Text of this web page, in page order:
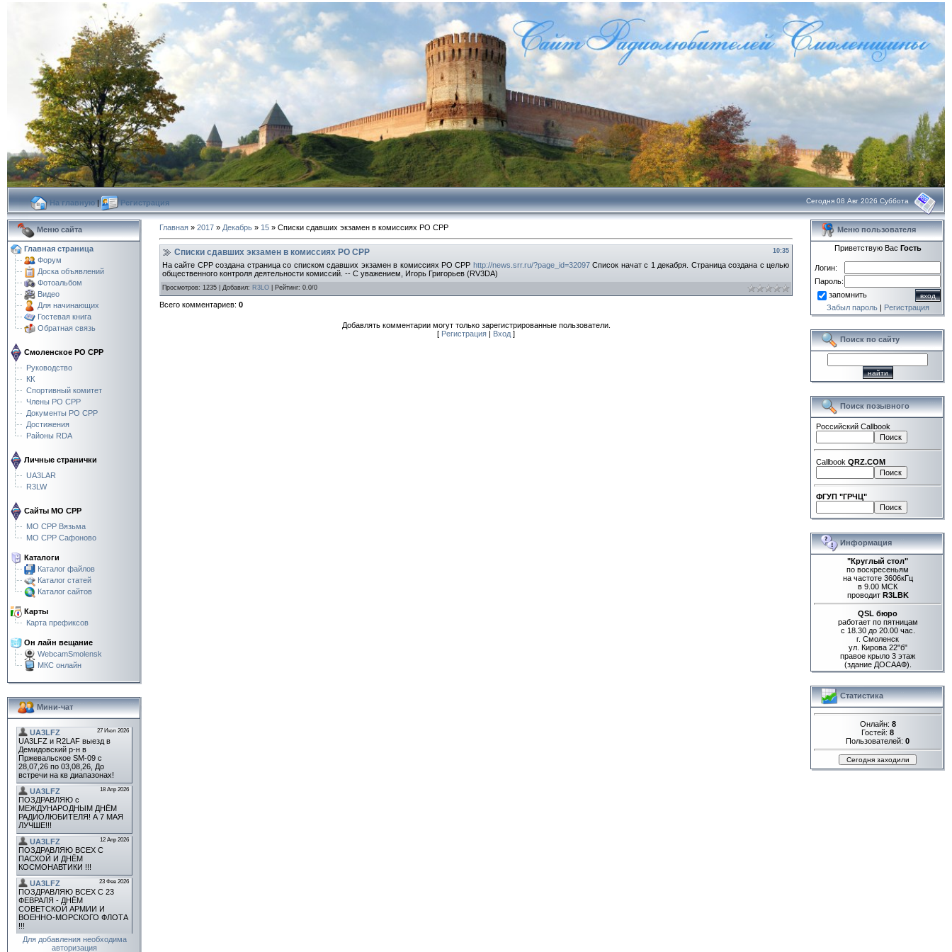
На главную| Регистрация Сегодня 08 Авг 2026 Суббота
Меню сайта
Главная страница
Форум
Доска объявлений
Фотоальбом
Видео
Для начинающих
Гостевая книга
Обратная связь
Смоленское РО СРР
Руководство
КК
Спортивный комитет
Члены РО СРР
Документы РО СРР
Достижения
Районы RDA
Личные странички
UA3LAR
R3LW
Сайты МО СРР
МО СРР Вязьма
МО СРР Сафоново
Каталоги
Каталог файлов
Каталог статей
Каталог сайтов
Карты
Карта префиксов
Он лайн вещание
WebcamSmolensk
МКС онлайн
Мини-чат
Для добавления необходима
авторизация
Главная » 2017 » Декабрь » 15 » Cписки сдавших экзамен в комиссиях РО СРР
10:35
Cписки сдавших экзамен в комиссиях РО СРР
На сайте СРР создана страница со списком сдавших экзамен в комиссиях РО СРР http://news.srr.ru/?page_id=32097Список начат с 1 декабря. Страница создана с целью
общественного контроля деятельности комиссий. -- С уважением, Игорь Григорьев (RV3DA)
Просмотров: 1235 Добавил: R3LO Рейтинг: 0.0/0
Всего комментариев: 0
Добавлять комментарии могут только зарегистрированные пользователи.
[ Регистрация | Вход ]
Меню пользователя
Приветствую Вас Гость
Логин:
Пароль:
запомнить
Забыл пароль| Регистрация
Поиск по сайту
Поиск позывного
Российский Callbook
Callbook QRZ.COM
ФГУП "ГРЧЦ"
Информация
"Круглый стол"
по воскресеньям
на частоте 3606кГц
в 9.00 МСК
проводит R3LBK
QSL бюро
работает по пятницам
с 18.30 до 20.00 час.
г. Смоленск
ул. Кирова 22"б"
правое крыло 3 этаж
(здание ДОСААФ).
Статистика
Онлайн: 8
Гостей: 8
Пользователей: 0